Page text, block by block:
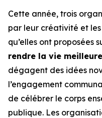
Cette année, trois
par leur créativité et
qu’elles ont proposées
rendre la vie
dégagent des idées
l’engagement
de célébrer le corps
publique. Les